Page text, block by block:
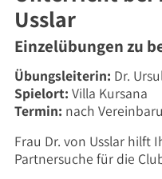
Usslar
Einzelübungen zu
Übungsleiterin: Dr.
Spielort: Villa Kursana
Termin: nach
Frau Dr. von Usslar hilft
Partnersuche für die